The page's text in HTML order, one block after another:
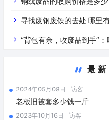
寻找废钢废铁
“背包有余，收废品到手”
最
2024年05月08日 访客
老板旧被套多少钱一斤
2023年10月16日 访客